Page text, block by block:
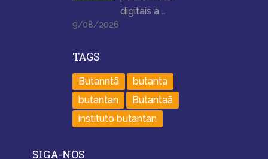
digitais a …
9/08/2026
TAGS
Butanntã
butanta
butantan
Butantaã
instituto butantan
SIGA-NOS